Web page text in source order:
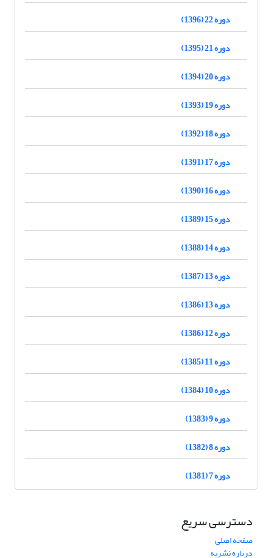
دوره 22 (1396)
دوره 21 (1395)
دوره 20 (1394)
دوره 19 (1393)
دوره 18 (1392)
دوره 17 (1391)
دوره 16 (1390)
دوره 15 (1389)
دوره 14 (1388)
دوره 13 (1387)
دوره 13 (1386)
دوره 12 (1386)
دوره 11 (1385)
دوره 10 (1384)
دوره 9 (1383)
دوره 8 (1382)
دوره 7 (1381)
دسترسی سریع
صفحه اصلی
درباره نشریه